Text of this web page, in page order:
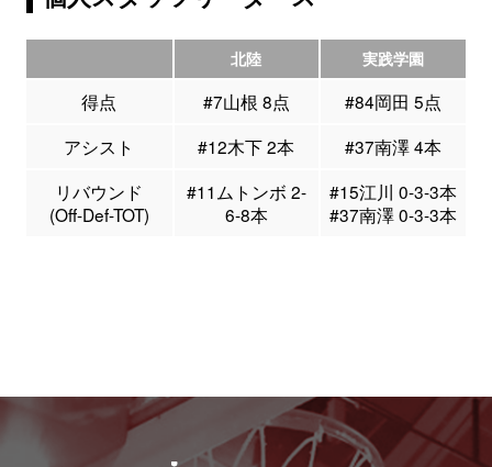
北陸 実践学園
得点 #7山根 8点
#84岡田 5点
アシスト
#12木下 2本
#37南澤 4本
リバウンド
(Off-Def-TOT)
#11ムトンボ 2-
6-8本
#15江川 0-3-3本
#37南澤 0-3-3本